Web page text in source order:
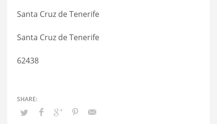
Santa Cruz de Tenerife
Santa Cruz de Tenerife
62438